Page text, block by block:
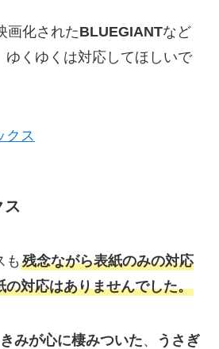
画化されたBLUEGIANTなど
ゆくゆくは対応してほしいで
クス
ス
も 残念ながら表紙のみの対応
の対応はありませんでした。
きみが心に棲みついた、
うさぎ